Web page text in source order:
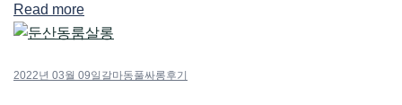
Share
Read more
2022년 03월 09일 갈마동풀싸롱후기